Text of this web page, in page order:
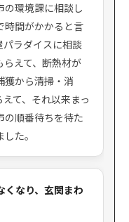
環境課に相談し
時間がかかると言
ラダイスに相談
らえて、断熱材が
獲から清掃・消
て、それ以来まっ
の順番待ちを待た
た。
くなり、玄関まわ